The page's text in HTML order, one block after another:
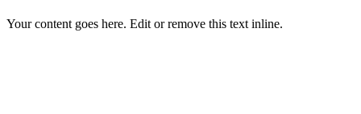
Your content goes here. Edit or remove this text inline.